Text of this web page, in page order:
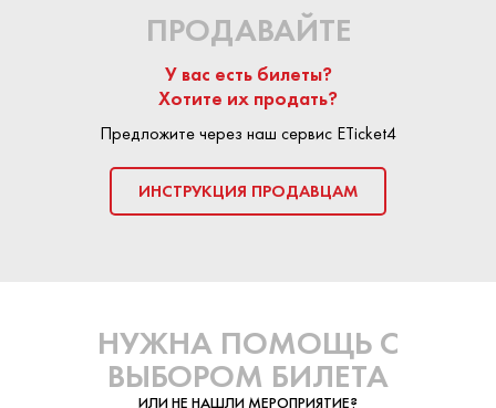
ПРОДАВАЙТЕ
У вас есть билеты?
Хотите их продать?
Предложите через наш сервис ETicket4
ИНСТРУКЦИЯ ПРОДАВЦАМ
НУЖНА ПОМОЩЬ С
ВЫБОРОМ БИЛЕТА
ИЛИ НЕ НАШЛИ МЕРОПРИЯТИЕ?